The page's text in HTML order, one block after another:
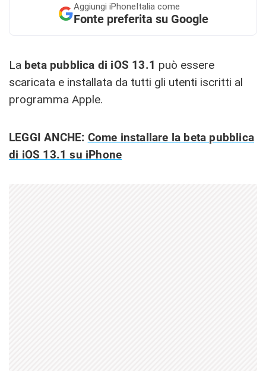
Aggiungi iPhoneItalia come
Fonte preferita su Google
La beta pubblica di iOS 13.1 può essere
scaricata e installata da tutti gli utenti iscritti al
programma Apple.
LEGGI ANCHE: Come installare la beta pubblica
di iOS 13.1 su iPhone